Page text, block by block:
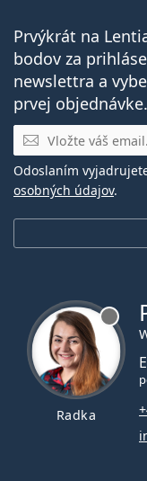
Prvýkrát na
bodov za
newslettra a
prvej objednávke.
E-mail
Odoslaním
osobných údajov.
Radka